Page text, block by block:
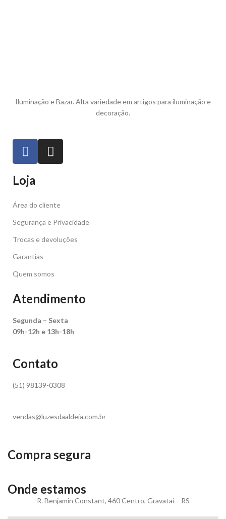
Iluminação e Bazar. Alta variedade em artigos para iluminação e
decoração.
Loja
Área do cliente
Segurança e Privacidade
Trocas e devoluções
Garantias
Quem somos
Atendimento
Segunda – Sexta
09h-12h e 13h-18h
Contato
(51) 98139-0308
vendas@luzesdaaldeia.com.br
Compra segura
Onde estamos
R. Benjamin Constant, 460 Centro, Gravataí – RS